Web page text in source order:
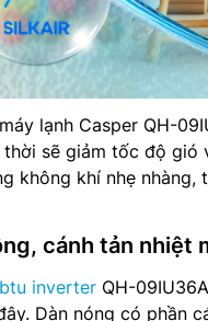
lạnh Casper QH-
sẽ giảm tốc độ gió
không khí nhẹ
cánh tản nhiệt
inverter QH-
Dàn nóng có phần